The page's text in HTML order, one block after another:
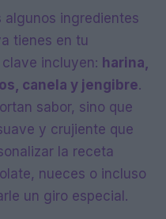
algunos ingredientes
tienes en tu
incluyen: harina,
canela y jengibre.
sabor, sino que
y crujiente que
la receta
nueces o incluso
un giro especial.